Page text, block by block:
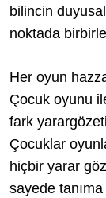
bilincin
noktada
Her oyun
Çocuk oyunu
fark
Çocuklar
hiçbir yarar
sayede